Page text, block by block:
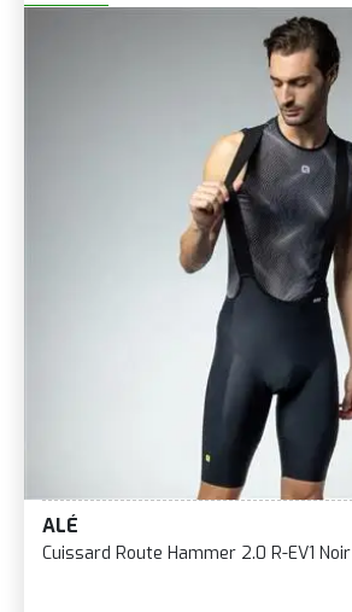
ALÉ
Cuissard Route Hammer 2.0 R-EV1 Noir